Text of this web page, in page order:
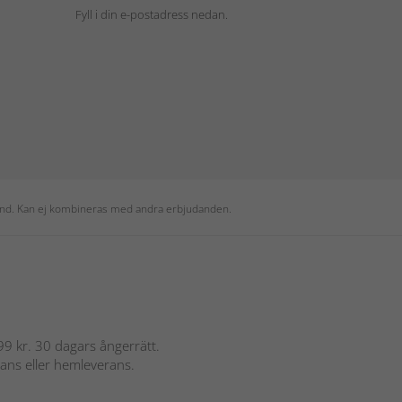
Fyll i din e-postadress nedan.
Kan ej kombineras med andra erbjudanden.
kr. 30 dagars ångerrätt.
eller hemleverans.